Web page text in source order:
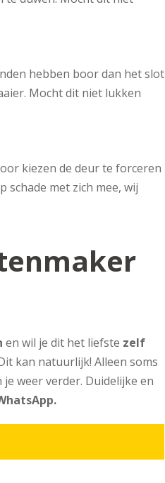
hebben boor dan het slot
Mocht dit niet lukken
kiezen de deur te forceren
met zich mee, wij
en wil je dit het liefste zelf
kan natuurlijk! Alleen soms
je weer verder. Duidelijke en